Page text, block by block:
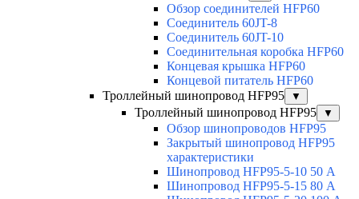
Обзор соединителей HFP60
Соединитель 60JT-8
Соединитель 60JT-10
Соединительная коробка HFP60
Концевая крышка HFP60
Концевой питатель HFP60
Троллейный шинопровод HFP95
▼
Троллейный шинопровод HFP95 ▼
Обзор шинопроводов HFP95
Закрытый шинопровод HFP95
характеристики
Шинопровод HFP95-5-10 50 А
Шинопровод HFP95-5-15 80 А